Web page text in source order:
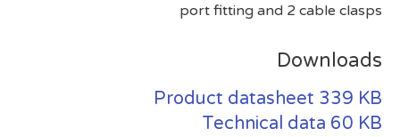
port fitting and 2 cable clasps
Downloads
Product datasheet 339 KB
Technical data 60 KB